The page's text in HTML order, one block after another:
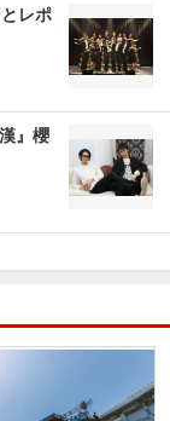
レポ
』櫻